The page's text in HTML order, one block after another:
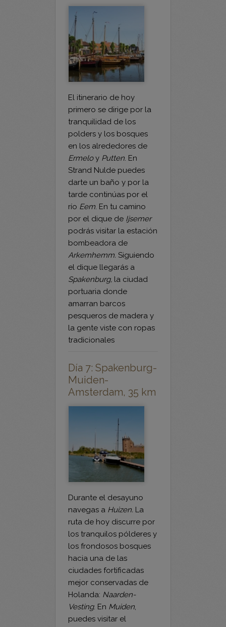
km
El itinerario de hoy
primero se dirige por la
tranquilidad de los
polders y los bosques
en los alrededores de
Ermelo yPutten. En
Strand Nulde puedes
darte un baño y por la
tarde continúas por el
ríoEem. En tu camino
por el dique de Ijsemer
podrás visitar la estación
bombeadora de
Arkemhemm.Siguiendo
el dique llegarás a
Spakenburg,la ciudad
portuaria donde
amarran barcos
pesqueros de madera y
la gente viste con ropas
Día 7: Spakenburg-
Muiden-
Amsterdam, 35 km
Durante el desayuno
navegas aHuizen.La
ruta de hoy discurre por
los tranquilos pólderes y
los frondosos bosques
hacia una de las
ciudades fortificadas
mejor conservadas de
Holanda:Naarden-
Vesting. EnMuiden